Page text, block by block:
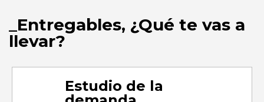
Entregables, ¿Qué te vas a
llevar?
Estudio de la